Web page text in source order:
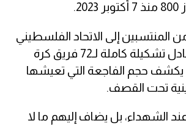
بينهم 418 من المنتسبين إلى الاتحاد الفلسطيني
لكرة القدم، ما يعادل تشكيلة كاملة لـ72 فريق كرة
حجم الفاجعة التي تعيشها
تحت القصف.
الشهداء، بل يضاف إليهم ما لا